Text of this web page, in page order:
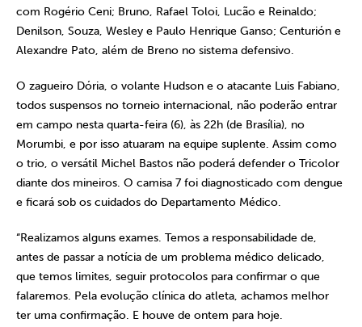
com Rogério Ceni; Bruno, Rafael Toloi, Lucão e Reinaldo;
Denilson, Souza, Wesley e Paulo Henrique Ganso; Centurión e
Alexandre Pato, além de Breno no sistema defensivo.
O zagueiro Dória, o volante Hudson e o atacante Luis Fabiano,
todos suspensos no torneio internacional, não poderão entrar
em campo nesta quarta-feira (6), às 22h (de Brasília), no
Morumbi, e por isso atuaram na equipe suplente. Assim como
o trio, o versátil Michel Bastos não poderá defender o Tricolor
diante dos mineiros. O camisa 7 foi diagnosticado com dengue
e ficará sob os cuidados do Departamento Médico.
“Realizamos alguns exames. Temos a responsabilidade de,
antes de passar a notícia de um problema médico delicado,
que temos limites, seguir protocolos para confirmar o que
falaremos. Pela evolução clínica do atleta, achamos melhor
ter uma confirmação. E houve de ontem para hoje.